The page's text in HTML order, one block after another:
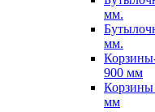
мм.
мм.
900 мм
Корзины
мм